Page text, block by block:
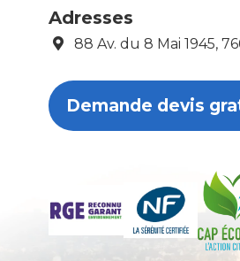
Adresses
88 Av. du 8 Mai 1945,
Demande devis